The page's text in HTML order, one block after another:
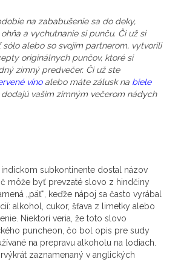
na zababušenie sa do deky,
a vychutnanie si punču. Či už si
alebo so svojím partnerom, vytvorili
originálnych punčov, ktoré si
zimný predvečer. Či už ste
vínoalebo máte zálusk na biele
vašim zimným večerom nádych
subkontinente dostal názov
môže byť prevzaté slovo z hindčiny
„päť“, keďže nápoj sa často vyrábal
alkohol, cukor, šťava z limetky alebo
Niektorí veria, že toto slovo
puncheon, čo bol opis pre sudy
na prepravu alkoholu na lodiach.
zaznamenaný v anglických